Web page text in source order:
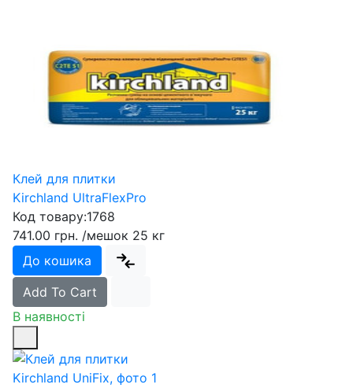
Клей для плитки
Kirchland UltraFlexPro
Код товару:1768
741.00 грн. /мешок 25 кг
До кошика
Add To Cart
В наявності